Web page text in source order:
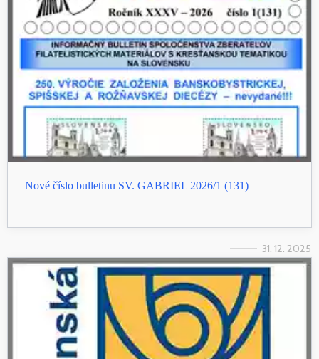
Nové číslo bulletinu SV. GABRIEL 2026/1 (131)
31. 12. 2025